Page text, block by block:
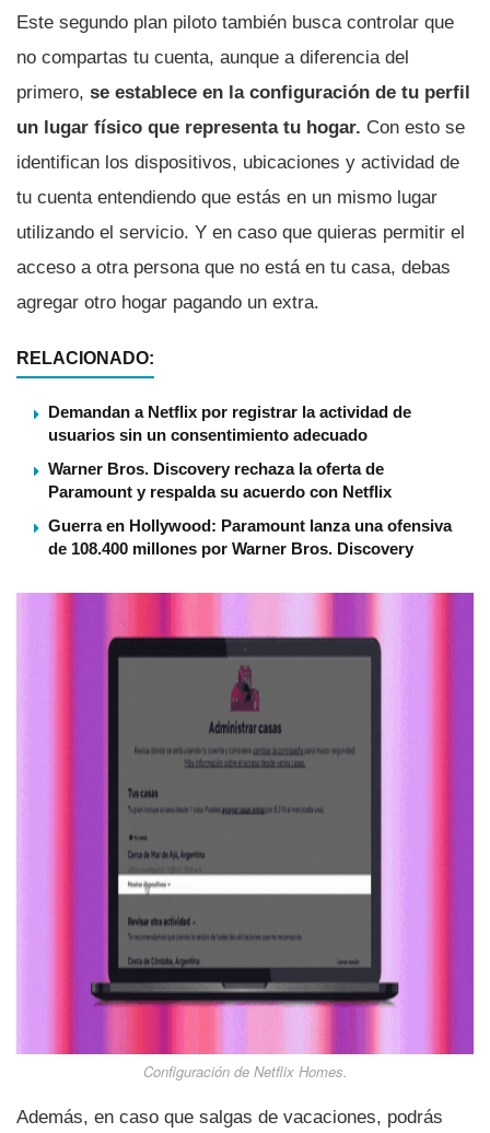
Este segundo plan piloto también busca controlar que
no compartas tu cuenta, aunque a diferencia del
primero, se establece en la configuración de tu perfil
un lugar físico que representa tu hogar. Con esto se
identifican los dispositivos, ubicaciones y actividad de
tu cuenta entendiendo que estás en un mismo lugar
utilizando el servicio. Y en caso que quieras permitir el
acceso a otra persona que no está en tu casa, debas
agregar otro hogar pagando un extra.
RELACIONADO:
Demandan a Netflix por registrar la actividad de
usuarios sin un consentimiento adecuado
Warner Bros. Discovery rechaza la oferta de
Paramount y respalda su acuerdo con Netflix
Guerra en Hollywood: Paramount lanza una ofensiva
de 108.400 millones por Warner Bros. Discovery
Configuración de Netflix Homes.
Además, en caso que salgas de vacaciones, podrás